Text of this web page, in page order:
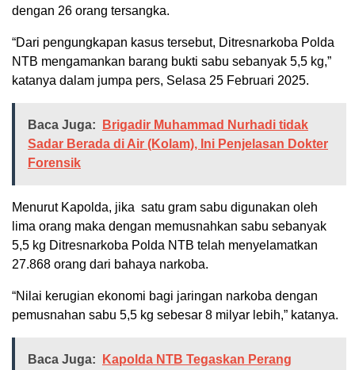
dengan 26 orang tersangka.
“Dari pengungkapan kasus tersebut, Ditresnarkoba Polda
NTB mengamankan barang bukti sabu sebanyak 5,5 kg,”
katanya dalam jumpa pers, Selasa 25 Februari 2025.
Baca Juga:
Brigadir Muhammad Nurhadi tidak
Sadar Berada di Air (Kolam), Ini Penjelasan Dokter
Forensik
Menurut Kapolda, jika satu gram sabu digunakan oleh
lima orang maka dengan memusnahkan sabu sebanyak
5,5 kg Ditresnarkoba Polda NTB telah menyelamatkan
27.868 orang dari bahaya narkoba.
“Nilai kerugian ekonomi bagi jaringan narkoba dengan
pemusnahan sabu 5,5 kg sebesar 8 milyar lebih,” katanya.
Baca Juga:
Kapolda NTB Tegaskan Perang